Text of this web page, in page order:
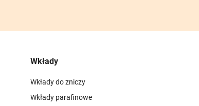
Wkłady
Wkłady do zniczy
Wkłady parafinowe